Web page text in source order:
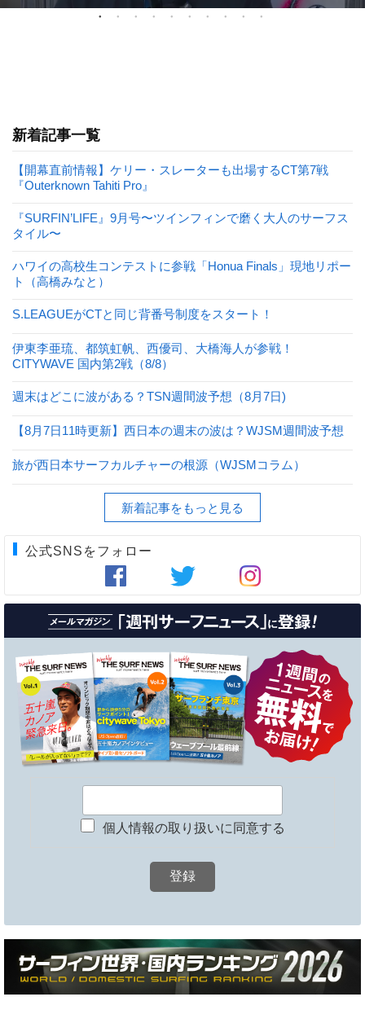
新着記事一覧
【開幕直前情報】ケリー・スレーターも出場するCT第7戦
『Outerknown Tahiti Pro』
『SURFIN’LIFE』9月号〜ツインフィンで磨く大人のサーフス
タイル〜
ハワイの高校生コンテストに参戦「Honua Finals」現地リポー
ト（高橋みなと）
S.LEAGUEがCTと同じ背番号制度をスタート！
伊東李亜琉、都筑虹帆、西優司、大橋海人が参戦！
CITYWAVE 国内第2戦（8/8）
週末はどこに波がある？TSN週間波予想（8月7日)
【8月7日11時更新】西日本の週末の波は？WJSM週間波予想
旅が西日本サーフカルチャーの根源（WJSMコラム）
新着記事をもっと見る
公式SNSをフォロー
個人情報の取り扱いに同意する